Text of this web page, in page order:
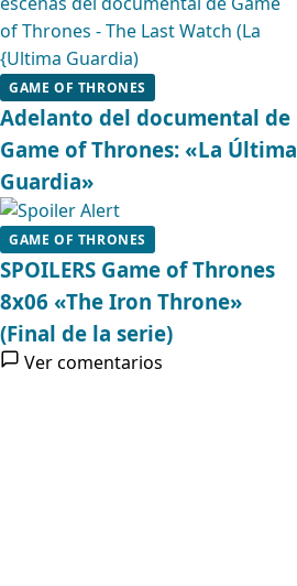
GAME OF THRONES
Adelanto del documental de
Game of Thrones: «La Última
Guardia»
GAME OF THRONES
SPOILERS Game of Thrones
8x06 «The Iron Throne»
(Final de la serie)
Ver comentarios